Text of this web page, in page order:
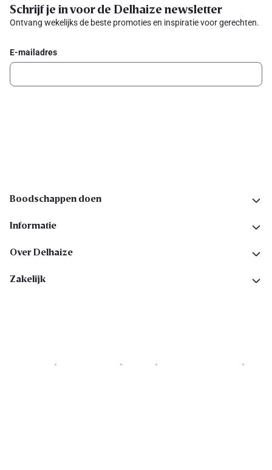
Schrijf je in voor de Delhaize newsletter
Ontvang wekelijks de beste promoties en inspiratie voor gerechten.
E-mailadres
Boodschappen doen
Informatie
Over Delhaize
Zakelijk